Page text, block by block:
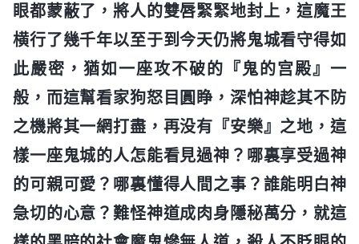
眼都蒙蔽了，將人的雙唇緊緊地封上，這魔王
横行了幾千年以至于到今天仍將鬼城看守得如
此嚴密，猶如一座攻不破的『鬼的宫殿』一
般，而這幫看家狗怒目圓睁，深怕神趁其不防
之機將其一網打盡，再没有『安樂』之地，這
樣一座鬼城的人怎能看見過神？哪裏享受過神
的可親可愛？哪裏懂得人間之事？誰能明白神
急切的心意？難怪神道成肉身隱秘萬分，就這